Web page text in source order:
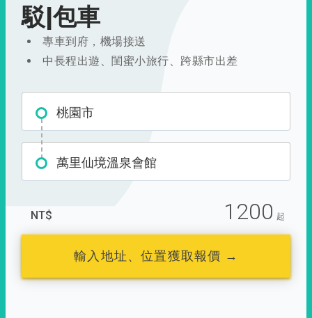
駁|包車
專車到府，機場接送
中長程出遊、閨蜜小旅行、跨縣市出差
桃園市
萬里仙境溫泉會館
NT$ 1200 起
輸入地址、位置獲取報價 →